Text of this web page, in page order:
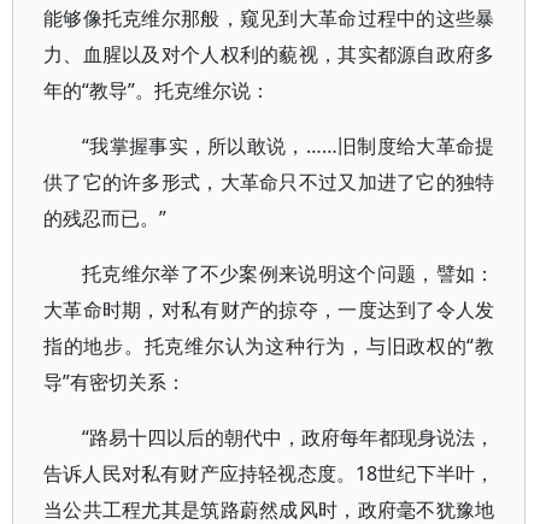
能够像托克维尔那般，窥见到大革命过程中的这些暴
力、血腥以及对个人权利的藐视，其实都源自政府多
年的“教导”。托克维尔说：
“我掌握事实，所以敢说，……旧制度给大革命提
供了它的许多形式，大革命只不过又加进了它的独特
的残忍而已。”
托克维尔举了不少案例来说明这个问题，譬如：
大革命时期，对私有财产的掠夺，一度达到了令人发
指的地步。托克维尔认为这种行为，与旧政权的“教
导”有密切关系：
“路易十四以后的朝代中，政府每年都现身说法，
告诉人民对私有财产应持轻视态度。18世纪下半叶，
当公共工程尤其是筑路蔚然成风时，政府毫不犹豫地